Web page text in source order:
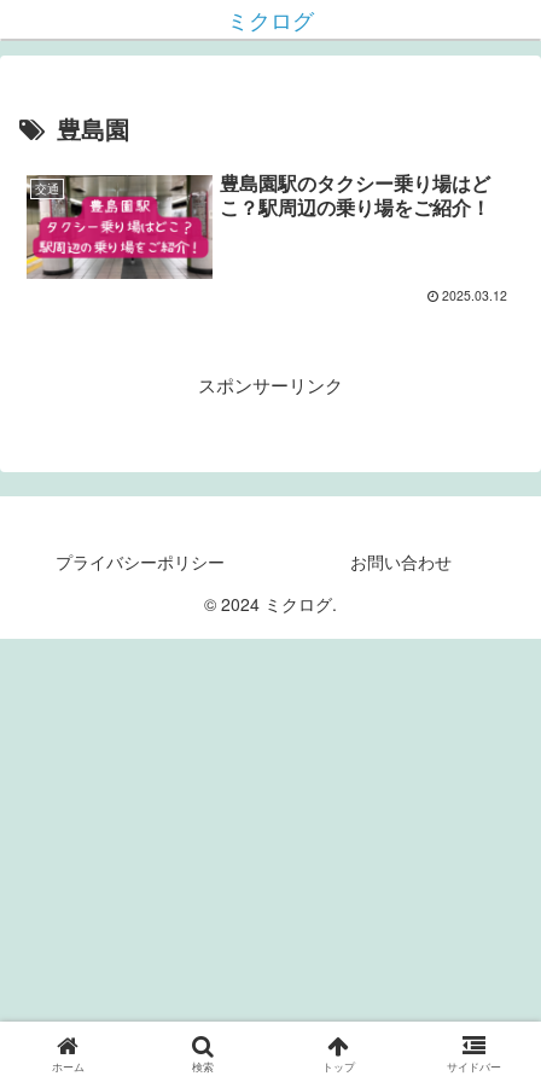
ミクログ
豊島園
交通
豊島園駅のタクシー乗り場はど
こ？駅周辺の乗り場をご紹介！
2025.03.12
スポンサーリンク
プライバシーポリシー
お問い合わせ
© 2024 ミクログ.
ホーム 検索 トップ サイドバー